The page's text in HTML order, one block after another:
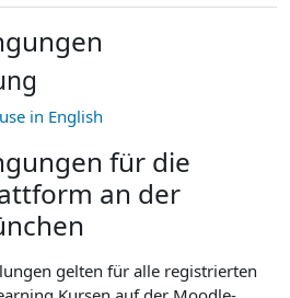
in English
für die
an der
gelten für alle registrierten